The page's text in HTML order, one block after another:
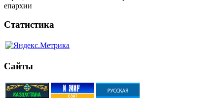
епархии
Статистика
Сайты